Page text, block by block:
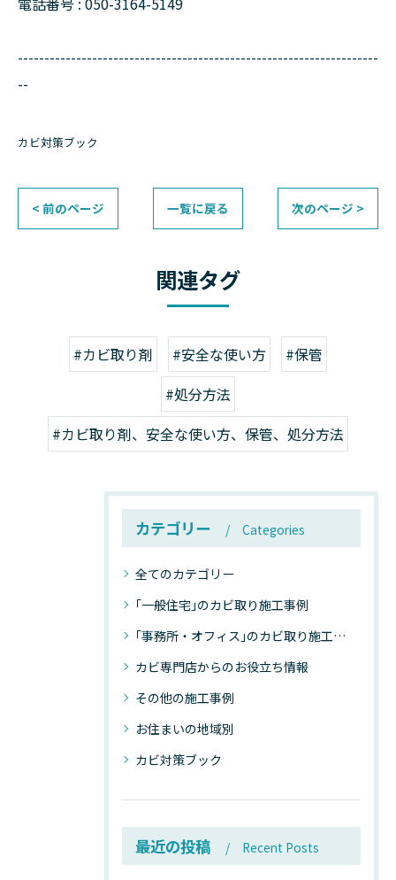
--------------------------------------------------------------------
--
カビ対策ブック
< 前のページ 一覧に戻る 次のページ >
関連タグ
#カビ取り剤 #安全な使い方
#保管
#処分方法
#カビ取り剤、安全な使い方、保管、処分方法
カテゴリー Categories
全てのカテゴリー
｢一般住宅｣のカビ取り施工事例
｢事務所・オフィス｣のカビ取り施工事例
カビ専門店からのお役立ち情報
その他の施工事例
お住まいの地域別
カビ対策ブック
最近の投稿 Recent Posts